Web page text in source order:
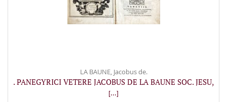
LA BAUNE, Jacobus de.
. PANEGYRICI VETERE JACOBUS DE LA BAUNE SOC. JESU,
[...]